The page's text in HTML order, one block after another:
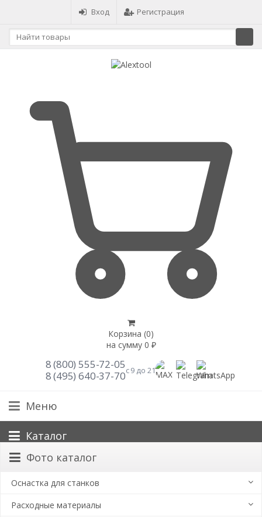
Вход Регистрация
Корзина (0)
на сумму 0 ₽
8 (800) 555-72-05
8 (495) 640-37-70с 9 до 21
Меню
Каталог
Фото каталог
Оснастка для станков
Расходные материалы